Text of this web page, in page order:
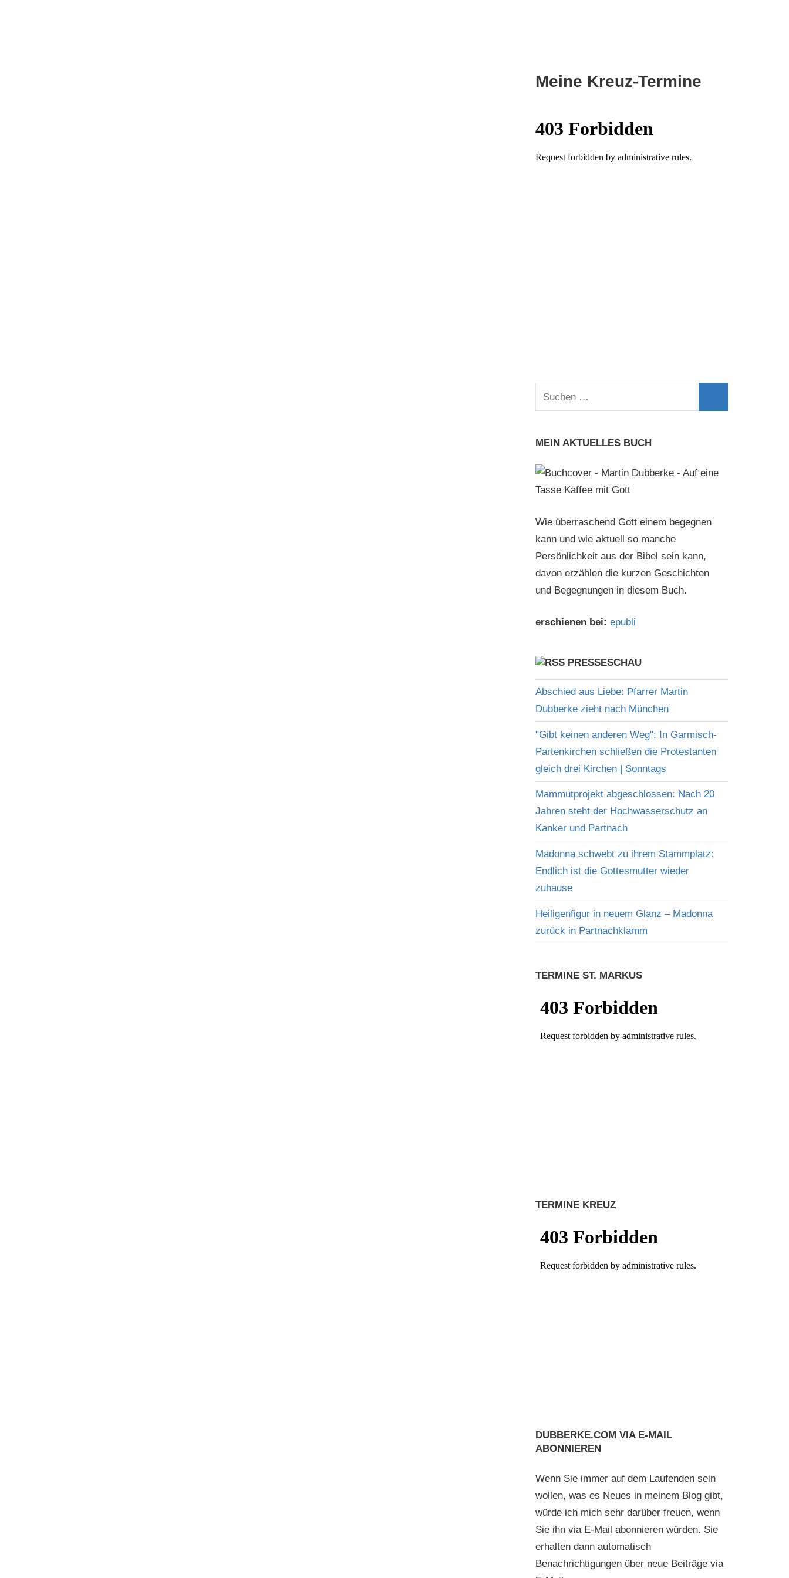
Meine Kreuz-Termine
Suchen
nach:
MEIN AKTUELLES BUCH
Wie überraschend Gott einem begegnen
kann und wie aktuell so manche
Persönlichkeit aus der Bibel sein kann,
davon erzählen die kurzen Geschichten
und Begegnungen in diesem Buch.
erschienen bei: epubli
PRESSESCHAU
Abschied aus Liebe: Pfarrer Martin
Dubberke zieht nach München
"Gibt keinen anderen Weg": In Garmisch-
Partenkirchen schließen die Protestanten
gleich drei Kirchen | Sonntags
Mammutprojekt abgeschlossen: Nach 20
Jahren steht der Hochwasserschutz an
Kanker und Partnach
Madonna schwebt zu ihrem Stammplatz:
Endlich ist die Gottesmutter wieder
zuhause
Heiligenfigur in neuem Glanz – Madonna
zurück in Partnachklamm
TERMINE ST. MARKUS
TERMINE KREUZ
DUBBERKE.COM VIA E-MAIL
ABONNIEREN
Wenn Sie immer auf dem Laufenden sein
wollen, was es Neues in meinem Blog gibt,
würde ich mich sehr darüber freuen, wenn
Sie ihn via E-Mail abonnieren würden. Sie
erhalten dann automatisch
Benachrichtigungen über neue Beiträge via